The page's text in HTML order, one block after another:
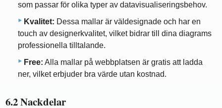
som passar för olika typer av datavisualiseringsbehov.
Kvalitet: Dessa mallar är väldesignade och har en
touch av designerkvalitet, vilket bidrar till dina diagrams
professionella tilltalande.
Free: Alla mallar på webbplatsen är gratis att ladda
ner, vilket erbjuder bra värde utan kostnad.
6.2 Nackdelar